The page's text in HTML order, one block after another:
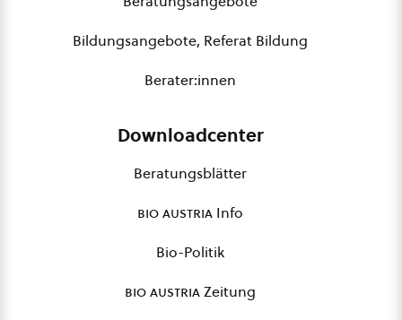
Bildungsangebote, Referat Bildung
Berater:innen
Downloadcenter
Beratungsblätter
bio austria Info
Bio-Politik
bio austriaZeitung